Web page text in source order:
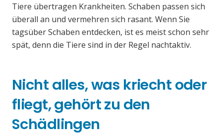
Tiere übertragen Krankheiten. Schaben passen sich
überall an und vermehren sich rasant. Wenn Sie
tagsüber Schaben entdecken, ist es meist schon sehr
spät, denn die Tiere sind in der Regel nachtaktiv.
Nicht alles, was kriecht oder
fliegt, gehört zu den
Schädlingen